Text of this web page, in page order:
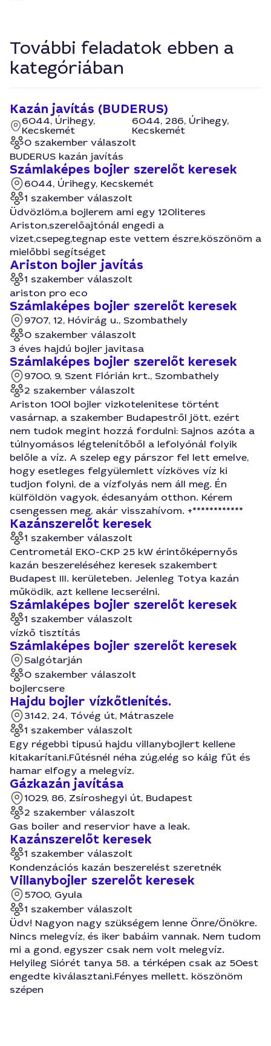
További feladatok ebben a
kategóriában
Kazán javítás (BUDERUS)
6044, Úrihegy,
Kecskemét
6044, 286, Úrihegy,
Kecskemét
0 szakember válaszolt
BUDERUS kazán javítás
Számlaképes bojler szerelőt keresek
6044, Úrihegy, Kecskemét
1 szakember válaszolt
Üdvözlöm,a bojlerem ami egy 120literes
Ariston,szerelőajtónál engedi a
vizet,csepeg,tegnap este vettem észre,köszönöm a
mielőbbi segítséget
Ariston bojler javítás
1 szakember válaszolt
ariston pro eco
Számlaképes bojler szerelőt keresek
9707, 12, Hóvirág u., Szombathely
0 szakember válaszolt
3 éves hajdú bojler javitasa
Számlaképes bojler szerelőt keresek
9700, 9, Szent Flórián krt., Szombathely
2 szakember válaszolt
Ariston 100l bojler vizkotelenitese történt
vasárnap, a szakember Budapestről jött, ezért
nem tudok megint hozzá fordulni: Sajnos azóta a
túlnyomásos légtelenítőből a lefolyónál folyik
belőle a víz. A szelep egy párszor fel lett emelve,
hogy esetleges felgyülemlett vízköves víz ki
tudjon folyni, de a vízfolyás nem áll meg. Én
külföldön vagyok, édesanyám otthon. Kérem
csengessen meg, akár visszahívom. +************
Kazánszerelőt keresek
1 szakember válaszolt
Centrometál EKO-CKP 25 kW érintőképernyős
kazán beszereléséhez keresek szakembert
Budapest III. kerületeben. Jelenleg Totya kazán
működik, azt kellene lecserélni.
Számlaképes bojler szerelőt keresek
1 szakember válaszolt
vízkő tisztítás
Számlaképes bojler szerelőt keresek
Salgótarján
0 szakember válaszolt
bojlercsere
Hajdu bojler vízkőtlenítés.
3142, 24, Tóvég út, Mátraszele
1 szakember válaszolt
Egy régebbi tipusú hajdu villanybojlert kellene
kitakarítani.Fűtésnél néha zúg,elég so káig fűt és
hamar elfogy a melegvíz.
Gázkazán javítása
1029, 86, Zsíroshegyi út, Budapest
2 szakember válaszolt
Gas boiler and reservior have a leak.
Kazánszerelőt keresek
1 szakember válaszolt
Kondenzációs kazán beszerelést szeretnék
Villanybojler szerelőt keresek
5700, Gyula
1 szakember válaszolt
Üdv! Nagyon nagy szükségem lenne Önre/Önökre.
Nincs melegvíz, és iker babáim vannak. Nem tudom
mi a gond, egyszer csak nem volt melegvíz.
Helyileg Siórét tanya 58. a térképen csak az 50est
engedte kiválasztani.Fényes mellett. köszönöm
szépen